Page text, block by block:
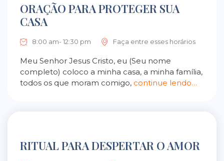
ORAÇÃO PARA PROTEGER SUA
CASA
8:00 am- 12:30 pm Faça entre esses horários
Meu Senhor Jesus Cristo, eu (Seu nome
completo) coloco a minha casa, a minha família,
todos os que moram comigo, continue lendo…
RITUAL PARA DESPERTAR O AMOR